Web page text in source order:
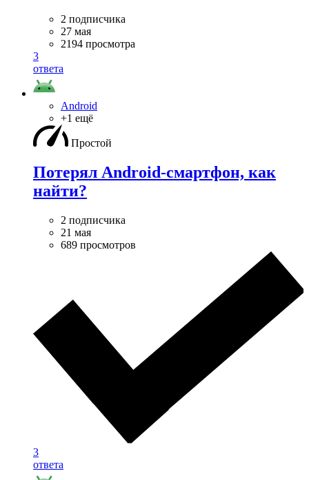
2 подписчика
27 мая
2194 просмотра
3
ответа
Android
+1 ещё
Простой
Потерял Android-смартфон, как
найти?
2 подписчика
21 мая
689 просмотров
3
ответа